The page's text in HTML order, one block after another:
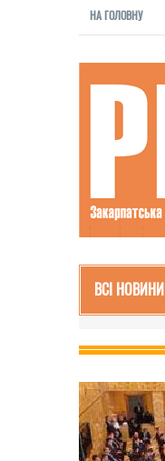
НА ГОЛОВНУ
ВСІ НОВИНИ